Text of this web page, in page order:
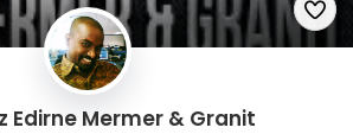
Edirne Mermer & Granit